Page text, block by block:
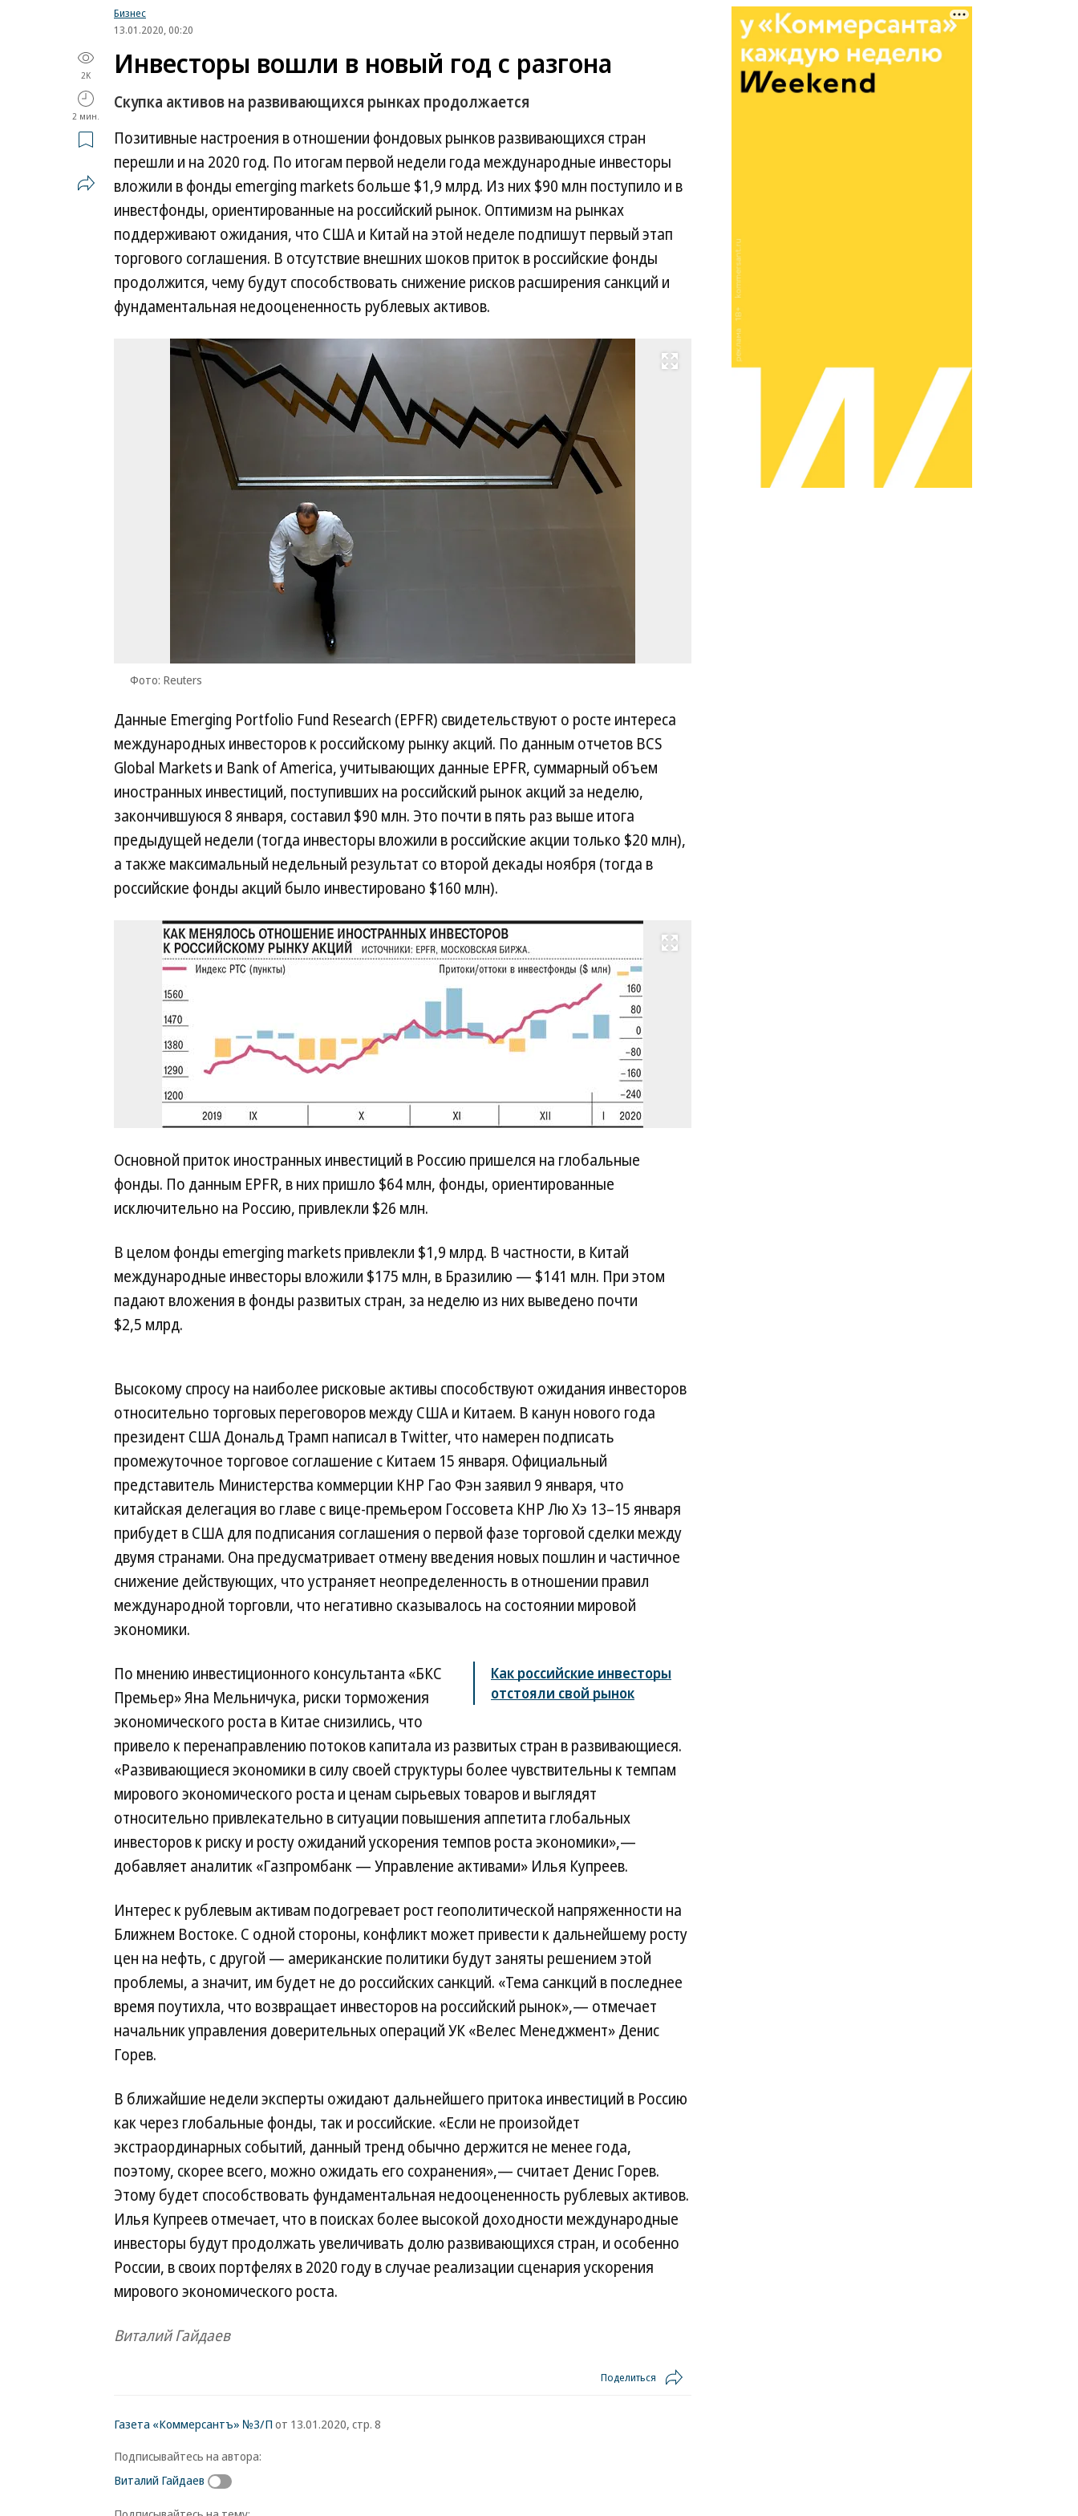
Бизнес
13.01.2020, 00:20
2K
2 мин.
Инвесторы вошли в новый год с разгона
Скупка активов на развивающихся рынках продолжается
Позитивные настроения в отношении фондовых рынков развивающихся стран
перешли и на 2020 год. По итогам первой недели года международные инвесторы
вложили в фонды emerging markets больше $1,9 млрд. Из них $90 млн поступило и в
инвестфонды, ориентированные на российский рынок. Оптимизм на рынках
поддерживают ожидания, что США и Китай на этой неделе подпишут первый этап
торгового соглашения. В отсутствие внешних шоков приток в российские фонды
продолжится, чему будут способствовать снижение рисков расширения санкций и
фундаментальная недооцененность рублевых активов.
Развернуть на весь экран
Фото: Reuters
Данные Emerging Portfolio Fund Research (EPFR) свидетельствуют о росте интереса
международных инвесторов к российскому рынку акций. По данным отчетов BCS
Global Markets и Bank of America, учитывающих данные EPFR, суммарный объем
иностранных инвестиций, поступивших на российский рынок акций за неделю,
закончившуюся 8 января, составил $90 млн. Это почти в пять раз выше итога
предыдущей недели (тогда инвесторы вложили в российские акции только $20 млн),
а также максимальный недельный результат со второй декады ноября (тогда в
российские фонды акций было инвестировано $160 млн).
Развернуть на весь экран
Основной приток иностранных инвестиций в Россию пришелся на глобальные
фонды. По данным EPFR, в них пришло $64 млн, фонды, ориентированные
исключительно на Россию, привлекли $26 млн.
В целом фонды emerging markets привлекли $1,9 млрд. В частности, в Китай
международные инвесторы вложили $175 млн, в Бразилию — $141 млн. При этом
падают вложения в фонды развитых стран, за неделю из них выведено почти
$2,5 млрд.
Высокому спросу на наиболее рисковые активы способствуют ожидания инвесторов
относительно торговых переговоров между США и Китаем. В канун нового года
президент США Дональд Трамп написал в Twitter, что намерен подписать
промежуточное торговое соглашение с Китаем 15 января. Официальный
представитель Министерства коммерции КНР Гао Фэн заявил 9 января, что
китайская делегация во главе с вице-премьером Госсовета КНР Лю Хэ 13–15 января
прибудет в США для подписания соглашения о первой фазе торговой сделки между
двумя странами. Она предусматривает отмену введения новых пошлин и частичное
снижение действующих, что устраняет неопределенность в отношении правил
международной торговли, что негативно сказывалось на состоянии мировой
экономики.
Как российские инвесторы
отстояли свой рынок
По мнению инвестиционного консультанта «БКС
Премьер» Яна Мельничука, риски торможения
экономического роста в Китае снизились, что
привело к перенаправлению потоков капитала из развитых стран в развивающиеся.
«Развивающиеся экономики в силу своей структуры более чувствительны к темпам
мирового экономического роста и ценам сырьевых товаров и выглядят
относительно привлекательно в ситуации повышения аппетита глобальных
инвесторов к риску и росту ожиданий ускорения темпов роста экономики»,—
добавляет аналитик «Газпромбанк — Управление активами» Илья Купреев.
Интерес к рублевым активам подогревает рост геополитической напряженности на
Ближнем Востоке. С одной стороны, конфликт может привести к дальнейшему росту
цен на нефть, с другой — американские политики будут заняты решением этой
проблемы, а значит, им будет не до российских санкций. «Тема санкций в последнее
время поутихла, что возвращает инвесторов на российский рынок»,— отмечает
начальник управления доверительных операций УК «Велес Менеджмент» Денис
Горев.
В ближайшие недели эксперты ожидают дальнейшего притока инвестиций в Россию
как через глобальные фонды, так и российские. «Если не произойдет
экстраординарных событий, данный тренд обычно держится не менее года,
поэтому, скорее всего, можно ожидать его сохранения»,— считает Денис Горев.
Этому будет способствовать фундаментальная недооцененность рублевых активов.
Илья Купреев отмечает, что в поисках более высокой доходности международные
инвесторы будут продолжать увеличивать долю развивающихся стран, и особенно
России, в своих портфелях в 2020 году в случае реализации сценария ускорения
мирового экономического роста.
Виталий Гайдаев
Поделиться
Газета «Коммерсантъ» №3/П от 13.01.2020, стр. 8
Подписывайтесь на автора:
Виталий Гайдаев